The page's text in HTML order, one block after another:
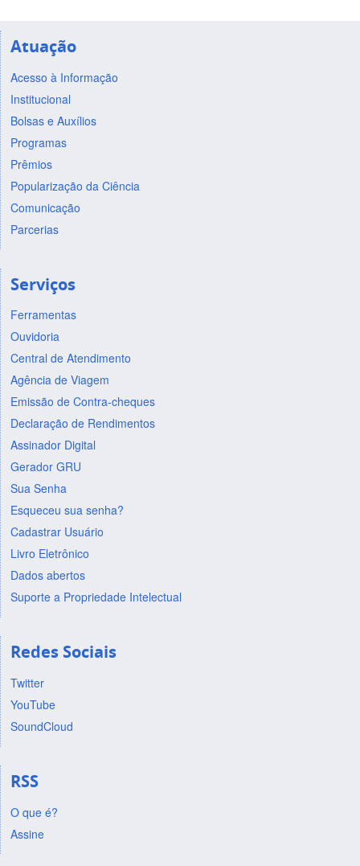
Atuação
Acesso à Informação
Institucional
Bolsas e Auxílios
Programas
Prêmios
Popularização da Ciência
Comunicação
Parcerias
Serviços
Ferramentas
Ouvidoria
Central de Atendimento
Agência de Viagem
Emissão de Contra-cheques
Declaração de Rendimentos
Assinador Digital
Gerador GRU
Sua Senha
Esqueceu sua senha?
Cadastrar Usuário
Livro Eletrônico
Dados abertos
Suporte a Propriedade Intelectual
Redes Sociais
Twitter
YouTube
SoundCloud
RSS
O que é?
Assine